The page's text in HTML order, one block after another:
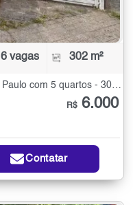
6 vagas 302 m²
Sobrado para Alugar no Jardim São Paulo com 5 quartos - 302 m²
R$ 6.000
Contatar